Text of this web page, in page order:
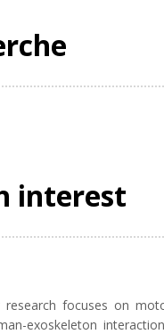
interest
research focuses on
exoskeleton